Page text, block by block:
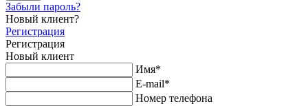
Забыли пароль?
Новый клиент?
Регистрация
Регистрация
Новый клиент
Имя*
E-mail*
Номер телефона